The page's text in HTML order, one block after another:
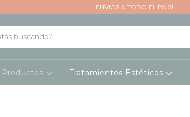
¡ENVIOS A TODO EL PAIS!
Productos Tratamientos Estéticos